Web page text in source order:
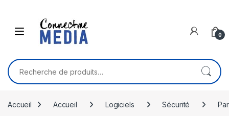
0
Recherche pour :
Accueil Accueil Logiciels Sécurité